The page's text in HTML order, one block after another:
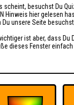
scheint, besuchst Du
Hinweis hier gelesen
Du unsere Seite
ist aber, dass
dieses Fenster